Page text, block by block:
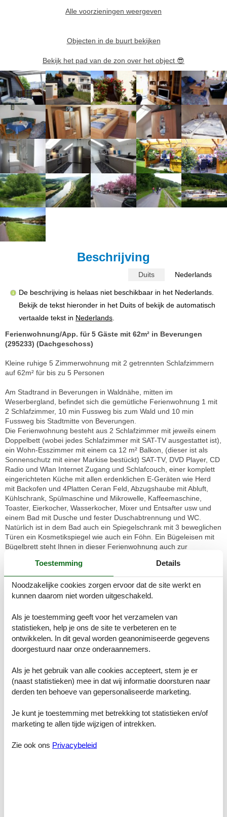
Alle voorzieningen weergeven
Objecten in de buurt bekijken
Bekijk het pad van de zon over het object 😎
Beschrijving
Duits Nederlands
De beschrijving is helaas niet beschikbaar in het Nederlands.
Bekijk de tekst hieronder in het Duits of bekijk de automatisch
vertaalde tekst in Nederlands
Ferienwohnung/App. für 5 Gäste mit 62m² in Beverungen
(295233) (Dachgeschoss)
Kleine ruhige 5 Zimmerwohnung mit 2 getrennten Schlafzimmern
auf 62m² für bis zu 5 Personen
Am Stadtrand in Beverungen in Waldnähe, mitten im
Weserbergland, befindet sich die gemütliche Ferienwohnung 1 mit
2 Schlafzimmer, 10 min Fussweg bis zum Wald und 10 min
Fussweg bis Stadtmitte von Beverungen.
Die Ferienwohnung besteht aus 2 Schlafzimmer mit jeweils einem
Doppelbett (wobei jedes Schlafzimmer mit SAT-TV ausgestattet ist),
ein Wohn-Esszimmer mit einem ca 12 m² Balkon, (dieser ist als
Sonnenschutz mit einer Markise bestückt) SAT-TV, DVD Player, CD
Radio und Wlan Internet Zugang und Schlafcouch, einer komplett
eingerichteten Küche mit allen erdenklichen E-Geräten wie Herd
mit Backofen und 4Platten Ceran Feld, Abzugshaube mit Abluft,
Kühlschrank, Spülmaschine und Mikrowelle, Kaffeemaschine,
Toaster, Eierkocher, Wasserkocher, Mixer und Entsafter usw und
einem Bad mit Dusche und fester Duschabtrennung und WC.
Natürlich ist in dem Bad auch ein Spiegelschrank mit 3 beweglichen
Türen ein Kosmetikspiegel wie auch ein Föhn. Ein Bügeleisen mit
Bügelbrett steht Ihnen in dieser Ferienwohnung auch zur
Hinter dem Haus der 2 Ferienwohnungen steht für unsere Gäste
eine große überdachte Terrasse zum geselligen Beisammensein
und zum Grillen zur Verfügung.
Wenn bei einer Buchung von 2 Personen beide in getrennten
Aufschlag berechnet.
Raumaufteilung
Schlafzimmer, 14 m², 2 Personen
Doppelbett - Size: 151-180 cm
Doppelbett - Size: 151-180 cm
Wohn-/Schlafzimmer, 19 m², 1 Person
afstand
Toestemming Details
Noodzakelijke cookies zorgen ervoor dat de site werkt en
kunnen daarom niet worden uitgeschakeld.
Als je toestemming geeft voor het verzamelen van
statistieken, help je ons de site te verbeteren en te
ontwikkelen. In dit geval worden geanonimiseerde gegevens
doorgestuurd naar onze onderaannemers.
Als je het gebruik van alle cookies accepteert, stem je er
(naast statistieken) mee in dat wij informatie doorsturen naar
derden ten behoeve van gepersonaliseerde marketing.
Je kunt je toestemming met betrekking tot statistieken en/of
marketing te allen tijde wijzigen of intrekken.
Zie ook ons Privacybeleid